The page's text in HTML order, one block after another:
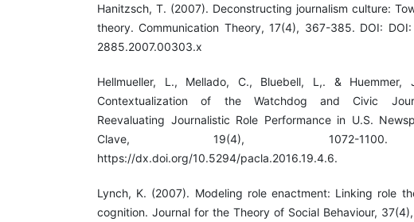
Hanitzsch, T. (2007). Deconstructing journalism culture:
theory. Communication Theory, 17(4), 367-385. DOI: DOI:
2885.2007.00303.x
Hellmueller, L., Mellado, C., Bluebell, L,. & Huemmer,
Contextualization of the Watchdog and Civic
Reevaluating Journalistic Role Performance in U.S.
Clave, 19(4), 1072-
https://dx.doi.org/10.5294/pacla.2016.19.4.6.
Lynch, K. (2007). Modeling role enactment: Linking role
cognition. Journal for the Theory of Social Behaviour,